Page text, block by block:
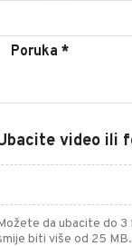
video ili
da ubacite do
biti više od 25 MB.